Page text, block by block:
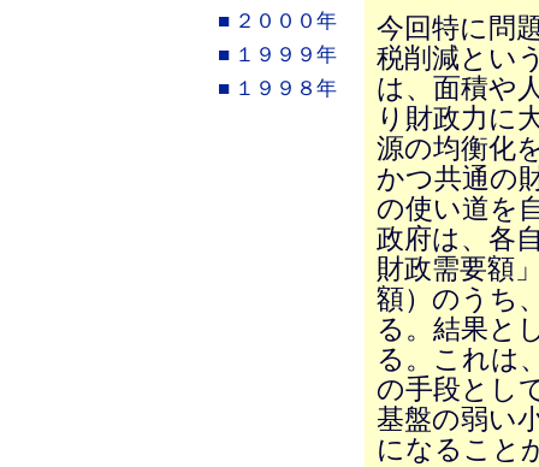
■ ２０００年
■ １９９９年
■ １９９８年
今回特に問
税削減とい
は、面積や
り財政力に
源の均衡化
かつ共通の
の使い道を
政府は、各
財政需要額
額）のうち
る。結果と
る。これは
の手段とし
基盤の弱い
になること